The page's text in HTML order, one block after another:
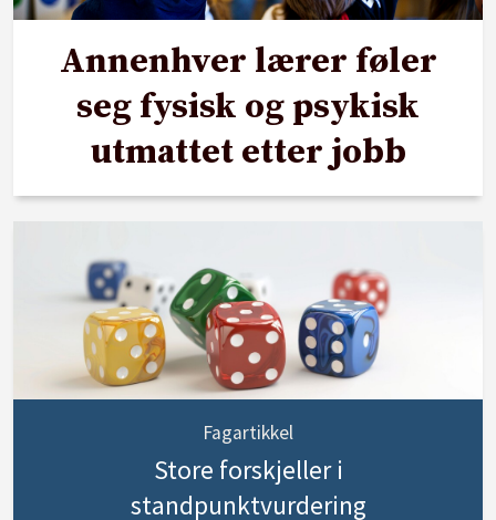
Annenhver lærer føler
seg fysisk og psykisk
utmattet etter jobb
Fagartikkel
Store forskjeller i
standpunktvurdering